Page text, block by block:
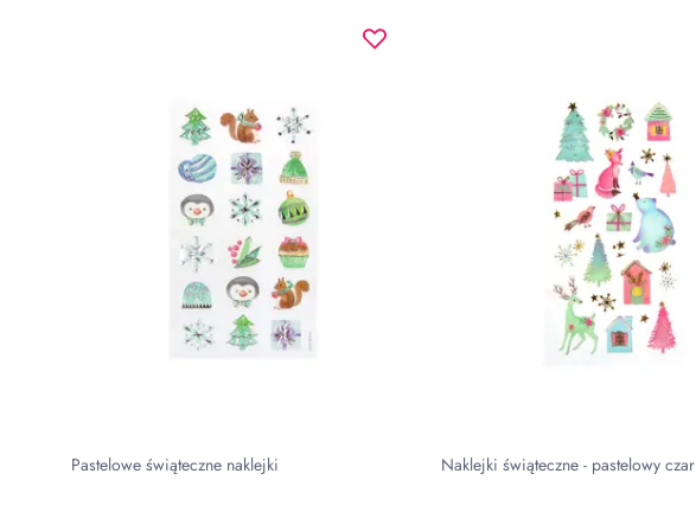
Pastelowe świąteczne naklejki Naklejki świąteczne - pastelowy czar